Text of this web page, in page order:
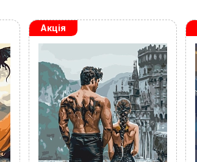
Акція
+380634324164
Замовити дзвінок
kubix.boardgames@gmail.com
Мова сайту: